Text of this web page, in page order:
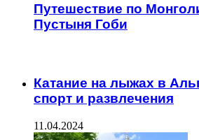
Путешествие по
Пустыня Гоби
Катание на лыжах в
спорт и развлечения
11.04.2024